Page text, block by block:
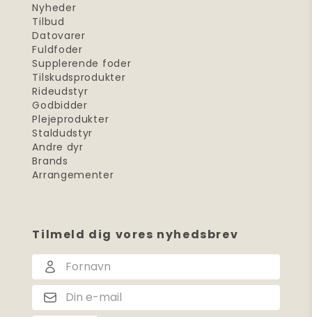
Nyheder
Tilbud
Datovarer
Fuldfoder
Supplerende foder
Tilskudsprodukter
Rideudstyr
Godbidder
Plejeprodukter
Staldudstyr
Andre dyr
Brands
Arrangementer
Tilmeld dig vores nyhedsbrev